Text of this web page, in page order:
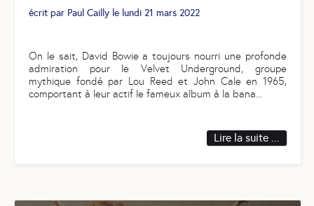
écrit par Paul Cailly le lundi 21 mars 2022
On le sait, David Bowie a toujours nourri une profonde
admiration pour le Velvet Underground, groupe
mythique fondé par Lou Reed et John Cale en 1965,
comportant à leur actif le fameux album à la bana
Lire la suite ...